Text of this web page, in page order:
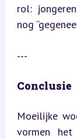
rol:
nog
---
Conclusie
Moeilijke
vormen